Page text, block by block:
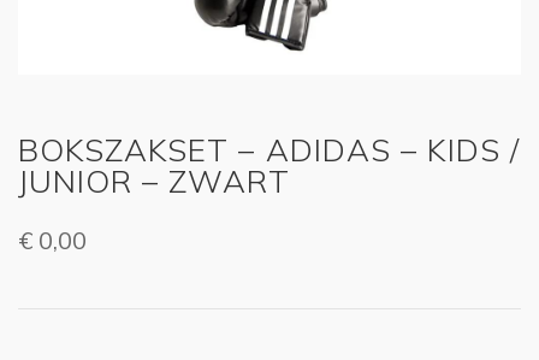
BOKSZAKSET – ADIDAS – KIDS /
JUNIOR – ZWART
€ 0,00